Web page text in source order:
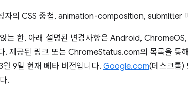
자의 CSS 중첩, animation-composition, submitter
는 한, 아래 설명된 변경사항은 Android,
. 제공된 링크 또는 ChromeStatus.com의 목록을 통
월 9일 현재 베타 버전입니다. Google.com(데스크톱)
.